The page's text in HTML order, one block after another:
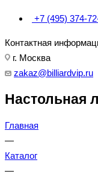
+7 (495) 374-
Контактная
г. Москва
zakaz@billiardvip.ru
Настольная
Главная
—
Каталог
—